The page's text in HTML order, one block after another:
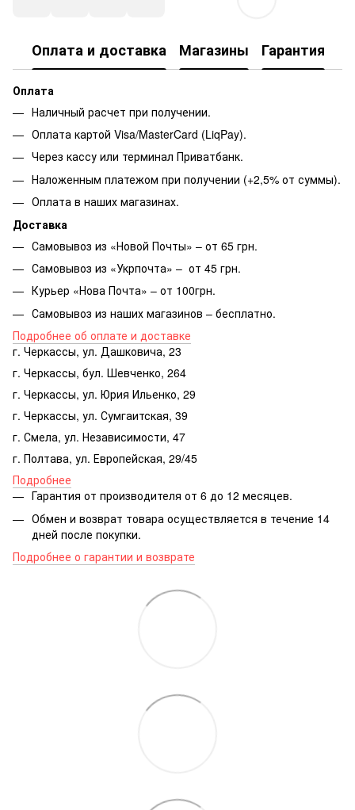
Оплата и доставка Магазины Гарантия
Оплата
Наличный расчет при получении.
Оплата картой Visa/MasterCard (LiqPay).
Через кассу или терминал Приватбанк.
Наложенным платежом при получении (+2,5% от суммы).
Оплата в наших магазинах.
Доставка
Самовывоз из «Новой Почты» – от 65 грн.
Самовывоз из «Укрпочта» – от 45 грн.
Курьер «Нова Почта» – от 100грн.
Самовывоз из наших магазинов – бесплатно.
Подробнее об оплате и доставке
г. Черкассы, ул. Дашковича, 23
г. Черкассы, бул. Шевченко, 264
г. Черкассы, ул. Юрия Ильенко, 29
г. Черкассы, ул. Сумгаитская, 39
г. Смела, ул. Независимости, 47
г. Полтава, ул. Европейская, 29/45
Подробнее
Гарантия от производителя от 6 до 12 месяцев.
Обмен и возврат товара осуществляется в течение 14
дней после покупки.
Подробнее о гарантии и возврате